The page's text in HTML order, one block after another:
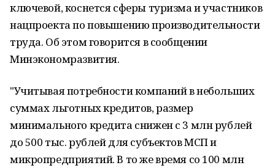
ключевой, коснется сферы туризма и участников
нацпроекта по повышению производительности
труда. Об этом говорится в сообщении
Минэкономразвития.
"Учитывая потребности компаний в небольших
суммах льготных кредитов, размер
минимального кредита снижен с 3 млн рублей
до 500 тыс. рублей для субъектов МСП и
микропредприятий. В то же время со 100 млн